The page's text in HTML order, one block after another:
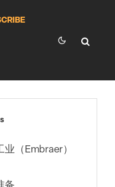
（Embraer）